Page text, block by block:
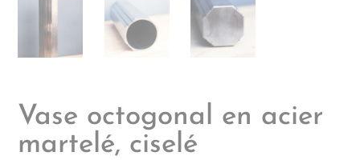
Vase octogonal en acier
martelé, ciselé